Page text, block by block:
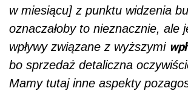
w miesiącu] z punktu widzenia
oznaczałoby to nieznacznie, ale
wpływy związane z wyższymi
bo sprzedaż detaliczna
Mamy tutaj inne aspekty